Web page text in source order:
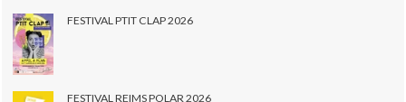
FESTIVAL PTIT CLAP 2026
FESTIVAL REIMS POLAR 2026